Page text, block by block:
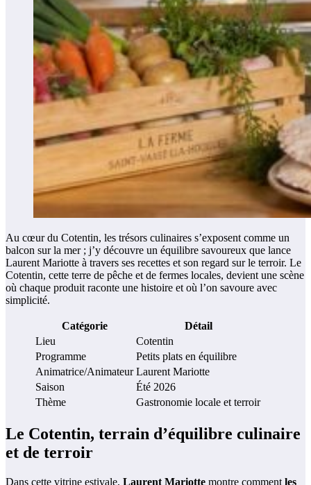
Au cœur du Cotentin, les trésors culinaires s’exposent comme un
balcon sur la mer ; j’y découvre un équilibre savoureux que lance
Laurent Mariotte à travers ses recettes et son regard sur le terroir. Le
Cotentin, cette terre de pêche et de fermes locales, devient une scène
où chaque produit raconte une histoire et où l’on savoure avec
simplicité.
Catégorie
Détail
Lieu
Cotentin
Programme
Petits plats en équilibre
Animatrice/Animateur Laurent Mariotte
Saison
Été 2026
Thème
Gastronomie locale et terroir
Le Cotentin, terrain d’équilibre culinaire
et de terroir
Dans cette vitrine estivale, Laurent Mariotte montre comment les